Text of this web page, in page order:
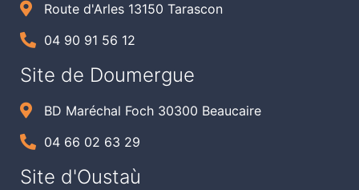
Route d'Arles 13150 Tarascon
04 90 91 56 12
Site de Doumergue
BD Maréchal Foch 30300 Beaucaire
04 66 02 63 29
Site d'Oustaù